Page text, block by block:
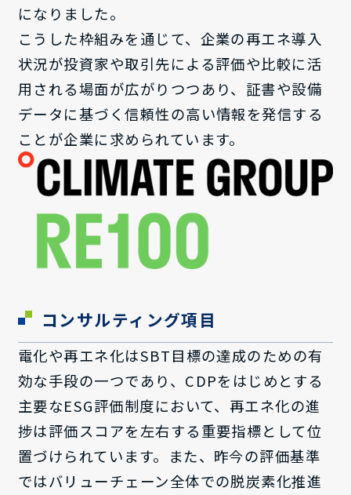
になりました。
こうした枠組みを通じて、企業の再エネ導入
状況が投資家や取引先による評価や比較に活
用される場面が広がりつつあり、証書や設備
データに基づく信頼性の高い情報を発信する
ことが企業に求められています。
コンサルティング項目
電化や再エネ化はSBT目標の達成のための有
効な手段の一つであり、CDPをはじめとする
主要なESG評価制度において、再エネ化の進
捗は評価スコアを左右する重要指標として位
置づけられています。また、昨今の評価基準
ではバリューチェーン全体での脱炭素化推進